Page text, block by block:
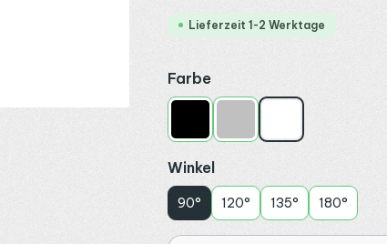
Lieferzeit 1-2 Werktage
Farbeauswählen
Winkelauswählen
90° 120° 135° 180°